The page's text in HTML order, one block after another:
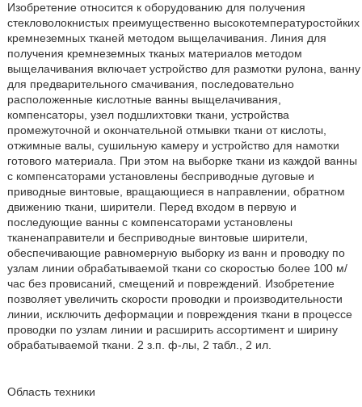
Изобретение относится к оборудованию для получения
стекловолокнистых преимущественно высокотемпературостойких
кремнеземных тканей методом выщелачивания. Линия для
получения кремнеземных тканых материалов методом
выщелачивания включает устройство для размотки рулона, ванну
для предварительного смачивания, последовательно
расположенные кислотные ванны выщелачивания,
компенсаторы, узел подшлихтовки ткани, устройства
промежуточной и окончательной отмывки ткани от кислоты,
отжимные валы, сушильную камеру и устройство для намотки
готового материала. При этом на выборке ткани из каждой ванны
с компенсаторами установлены бесприводные дуговые и
приводные винтовые, вращающиеся в направлении, обратном
движению ткани, ширители. Перед входом в первую и
последующие ванны с компенсаторами установлены
тканенаправители и бесприводные винтовые ширители,
обеспечивающие равномерную выборку из ванн и проводку по
узлам линии обрабатываемой ткани со скоростью более 100 м/
час без провисаний, смещений и повреждений. Изобретение
позволяет увеличить скорости проводки и производительности
линии, исключить деформации и повреждения ткани в процессе
проводки по узлам линии и расширить ассортимент и ширину
обрабатываемой ткани. 2 з.п. ф-лы, 2 табл., 2 ил.
Область техники